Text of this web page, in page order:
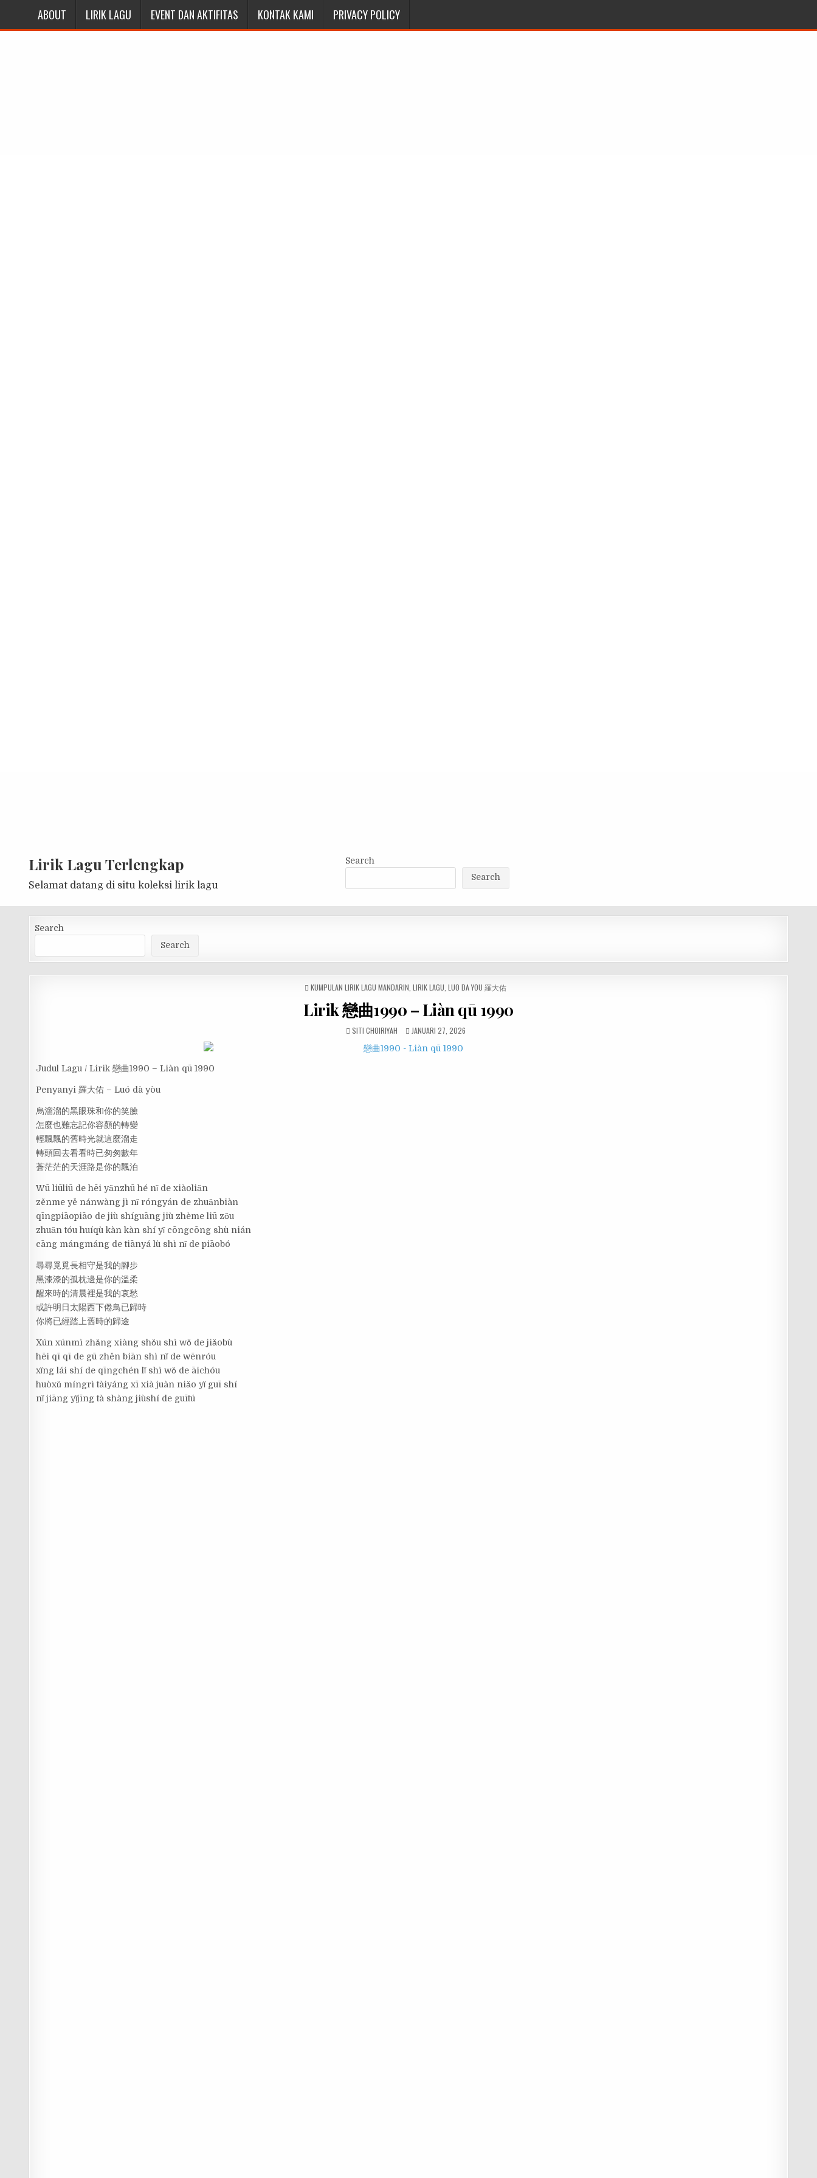
ABOUT LIRIK LAGU EVENT DAN AKTIFITAS KONTAK KAMI PRIVACY POLICY
Lirik Lagu Terlengkap
Selamat datang di situ koleksi lirik lagu
Search
Search
Search
Search
POSTED
KUMPULAN LIRIK LAGU MANDARIN LIRIK LAGU LUO DA YOU 羅大佑
Lirik 戀曲1990 – Liàn qū 1990
SITI CHOIRIYAH JANUARI 27, 2026
Judul Lagu / Lirik 戀曲1990 – Liàn qū 1990
Penyanyi 羅大佑 – Luó dà yòu
烏溜溜的黑眼珠和你的笑臉
怎麼也難忘記你容顏的轉變
輕飄飄的舊時光就這麼溜走
轉頭回去看看時已匆匆數年
蒼茫茫的天涯路是你的飄泊
Wū liūliū de hēi yǎnzhū hé nǐ de xiàoliǎn
zěnme yě nánwàng jì nǐ róngyán de zhuǎnbiàn
qīngpiāopiāo de jiù shíguāng jiù zhème liū zǒu
zhuǎn tóu huíqù kàn kàn shí yǐ cōngcōng shù nián
cāng mángmáng de tiānyá lù shì nǐ de piāobó
尋尋覓覓長相守是我的腳步
黑漆漆的孤枕邊是你的溫柔
醒來時的清晨裡是我的哀愁
或許明日太陽西下倦鳥已歸時
你將已經踏上舊時的歸途
Xún xúnmì zhǎng xiàng shǒu shì wǒ de jiǎobù
hēi qī qī de gū zhěn biān shì nǐ de wēnróu
xǐng lái shí de qīngchén lǐ shì wǒ de āichóu
huòxǔ míngrì tàiyáng xī xià juàn niǎo yǐ guī shí
nǐ jiāng yǐjīng tà shàng jiùshí de guītú